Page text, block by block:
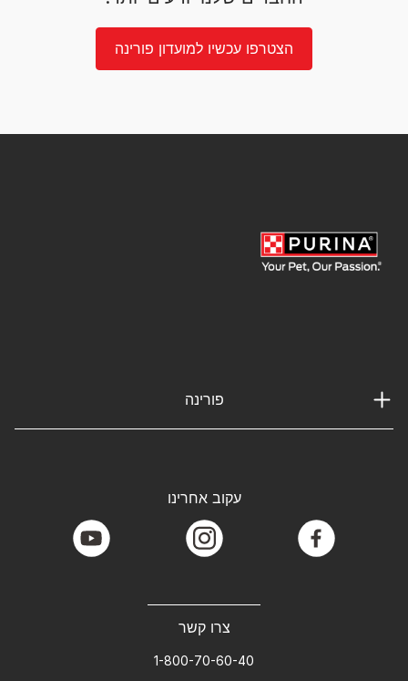
הצטרפו עכשיו למועדון פורינה
פורינה
צרו קשר
1-800-70-60-40
עקוב אחרינו
facebook
instagram
youtube